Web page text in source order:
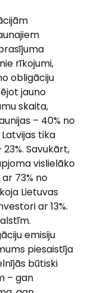
rīkojumi,
obligāciju
jauno
skaita,
– 40% no
tika
Savukārt,
vislielāko
73% no
Lietuvas
ar 13%.
emisiju
piesaistīja
būtiski
– gan